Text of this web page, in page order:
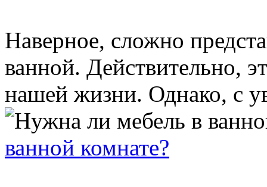
Наверное, сложно
ванной. Действительно,
нашей жизни. Однако, с
ванной комнате?